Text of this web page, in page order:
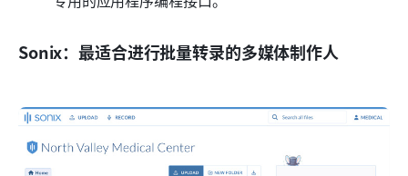
Sonix：最适合进行批量转录的多媒体制作人